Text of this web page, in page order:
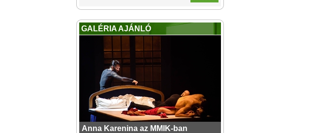
GALÉRIA AJÁNLÓ
Anna Karenina az MMIK-ban